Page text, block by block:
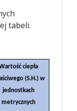
tabeli.
ciepła
(S.H.) w
jednostkach
metrycznych